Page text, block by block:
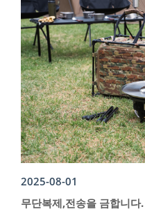
2025-08-01
무단복제,전송을 금합니다.